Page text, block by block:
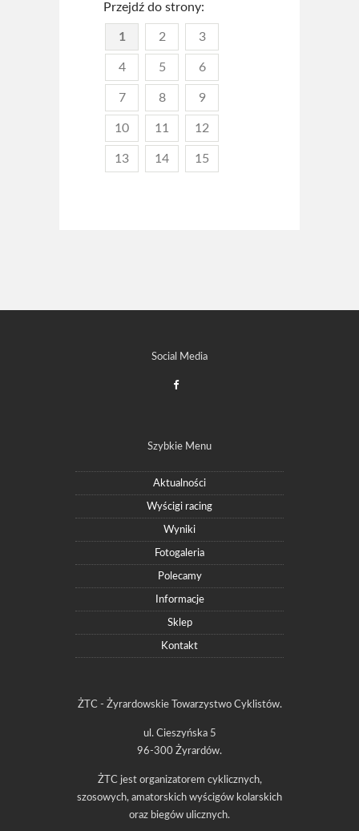
Przejdź do strony:
1 2 3
4 5 6
7 8 9
10 11 12
13 14 15
Social Media
Szybkie Menu
Aktualności
Wyścigi racing
Wyniki
Fotogaleria
Polecamy
Informacje
Sklep
Kontakt
ŻTC - Żyrardowskie Towarzystwo Cyklistów.
ul. Cieszyńska 5
96-300 Żyrardów.
ŻTC jest organizatorem cyklicznych,
szosowych, amatorskich wyścigów kolarskich
oraz biegów ulicznych.